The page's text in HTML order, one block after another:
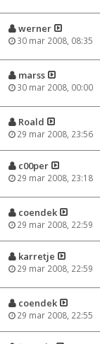
werner
30 mar 2008, 08:35
marss
30 mar 2008, 00:00
Roald
29 mar 2008, 23:56
c00per
29 mar 2008, 23:18
coendek
29 mar 2008, 22:59
karretje
29 mar 2008, 22:59
coendek
29 mar 2008, 22:55